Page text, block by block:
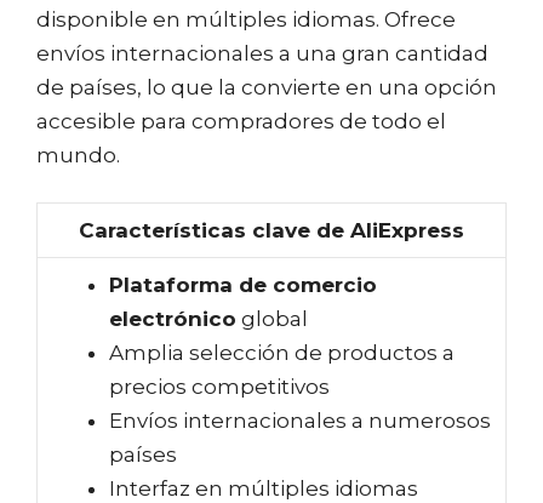
disponible en múltiples idiomas. Ofrece
envíos internacionales a una gran cantidad
de países, lo que la convierte en una opción
accesible para compradores de todo el
mundo.
Características clave de AliExpress
Plataforma de comercio
electrónico global
Amplia selección de productos a
precios competitivos
Envíos internacionales a numerosos
países
Interfaz en múltiples idiomas